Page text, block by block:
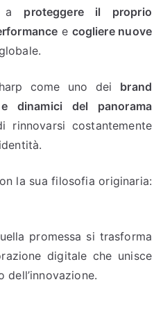
a proteggere il proprio
e cogliere nuove
come uno dei brand
dinamici del panorama
rinnovarsi costantemente
la sua filosofia originaria:
promessa si trasforma
digitale che unisce
dell’innovazione.